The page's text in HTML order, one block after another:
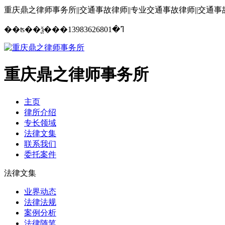
重庆鼎之律师事务所||交通事故律师||专业交通事故律师||交通事
��ʦ��ѯ���ߣ�13983626801
重庆鼎之律师事务所
主页
律所介绍
专长领域
法律文集
联系我们
委托案件
法律文集
业界动态
法律法规
案例分析
法律随笔